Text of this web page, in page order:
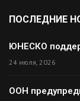
ПОСЛЕДНИЕ
ЮНЕСКО
24 июля, 2026
ООН